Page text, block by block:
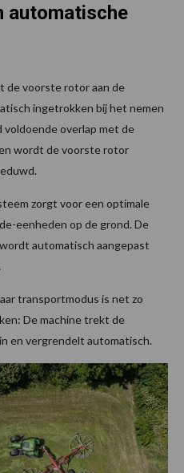
automatische
de voorste rotor aan de
ingetrokken bij het nemen
voldoende overlap met de
wordt de voorste rotor
zorgt voor een optimale
eenheden op de grond. De
automatisch aangepast
transportmodus is net zo
De machine trekt de
en vergrendelt automatisch.